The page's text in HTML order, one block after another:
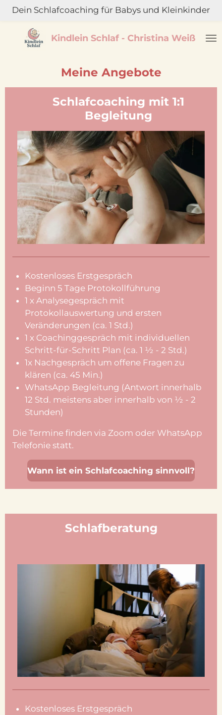
Zum
springen
Kindlein Schlaf - Christina Weiß
Dein Schlafcoaching für Babys und Kleinkinder
Meine Angebote
Schlafcoaching mit 1:1
Begleitung
Kostenloses Erstgespräch
Beginn 5 Tage Protokollführung
1 x Analysegespräch mit
Protokollauswertung und ersten
Veränderungen (ca. 1 Std.)
1 x Coachinggespräch mit individuellen
Schritt-für-Schritt Plan (ca. 1 ½ - 2 Std.)
1x Nachgespräch um offene Fragen zu
klären (ca. 45 Min.)
WhatsApp Begleitung (Antwort innerhalb
12 Std. meistens aber innerhalb von ½ - 2
Stunden)
Die Termine finden via Zoom oder WhatsApp
Telefonie statt.
Wann ist ein Schlafcoaching sinnvoll?
Schlafberatung
Kostenloses Erstgespräch